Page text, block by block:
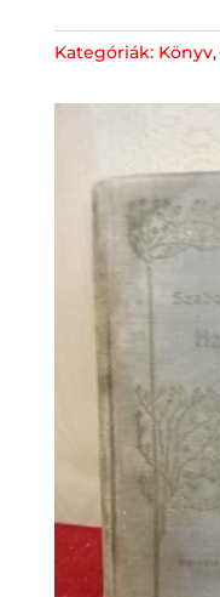
Kategóriák: Könyv,